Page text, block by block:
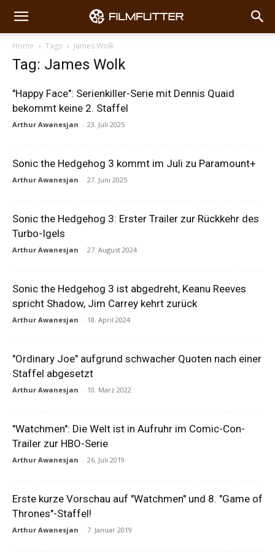
Home Tags James Wolk
Tag: James Wolk
"Happy Face": Serienkiller-Serie mit Dennis Quaid
bekommt keine 2. Staffel
Arthur Awanesjan - 23. Juli 2025
Sonic the Hedgehog 3 kommt im Juli zu Paramount+
Arthur Awanesjan - 27. Juni 2025
Sonic the Hedgehog 3: Erster Trailer zur Rückkehr des
Turbo-Igels
Arthur Awanesjan - 27. August 2024
Sonic the Hedgehog 3 ist abgedreht, Keanu Reeves
spricht Shadow, Jim Carrey kehrt zurück
Arthur Awanesjan - 18. April 2024
"Ordinary Joe" aufgrund schwacher Quoten nach einer
Staffel abgesetzt
Arthur Awanesjan - 10. März 2022
"Watchmen": Die Welt ist in Aufruhr im Comic-Con-
Trailer zur HBO-Serie
Arthur Awanesjan - 26. Juli 2019
Erste kurze Vorschau auf "Watchmen" und 8. "Game of
Thrones"-Staffel!
Arthur Awanesjan - 7. Januar 2019